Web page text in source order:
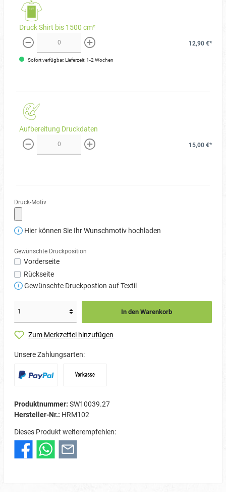
Druck Shirt bis 1500 cm²
weniger mehr
12,90 €*
Sofort verfügbar, Lieferzeit: 1-2 Wochen
Aufbereitung Druckdaten
weniger mehr
15,00 €*
Druck-Motiv
Hier können Sie Ihr Wunschmotiv hochladen
Gewünschte Druckposition
Vorderseite
Rückseite
Gewünschte Druckpostion auf Textil
In den Warenkorb
Zum Merkzettel hinzufügen
Unsere Zahlungsarten:
Produktnummer: SW10039.27
Hersteller-Nr.: HRM102
Dieses Produkt weiterempfehlen: